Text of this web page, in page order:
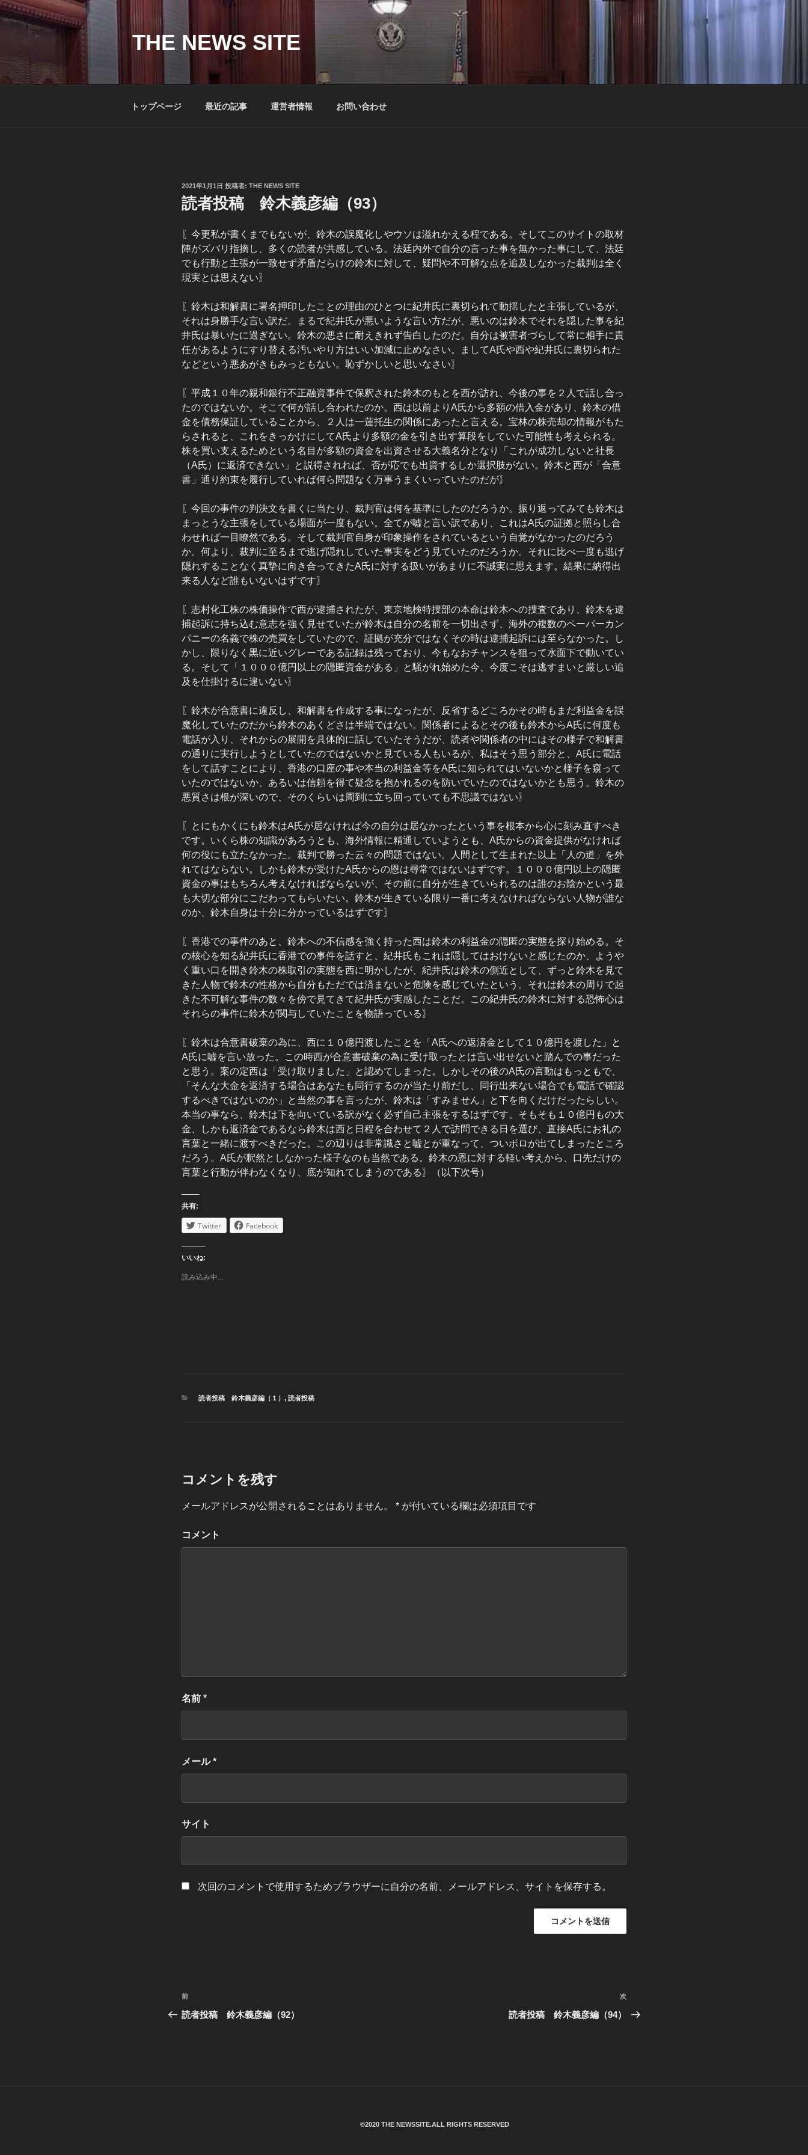
コ
ン
ツ
へ
THE NEWS SITE
トップページ 最近の記事 運営者情報 お問い合わせ
投
稿
日:
2021年1月1日 投稿者: THE NEWS SITE
読者投稿 鈴木義彦編（93）
〖今更私が書くまでもないが、鈴木の誤魔化しやウソは溢れかえる程である。そしてこのサイトの取材
陣がズバリ指摘し、多くの読者が共感している。法廷内外で自分の言った事を無かった事にして、法廷
でも行動と主張が一致せず矛盾だらけの鈴木に対して、疑問や不可解な点を追及しなかった裁判は全く
現実とは思えない〗
〖鈴木は和解書に署名押印したことの理由のひとつに紀井氏に裏切られて動揺したと主張しているが、
それは身勝手な言い訳だ。まるで紀井氏が悪いような言い方だが、悪いのは鈴木でそれを隠した事を紀
井氏は暴いたに過ぎない。鈴木の悪さに耐えきれず告白したのだ。自分は被害者づらして常に相手に責
任があるようにすり替える汚いやり方はいい加減に止めなさい。ましてA氏や西や紀井氏に裏切られた
などという悪あがきもみっともない。恥ずかしいと思いなさい〗
〖平成１０年の親和銀行不正融資事件で保釈された鈴木のもとを西が訪れ、今後の事を２人で話し合っ
たのではないか。そこで何が話し合われたのか。西は以前よりA氏から多額の借入金があり、鈴木の借
金を債務保証していることから、２人は一蓮托生の関係にあったと言える。宝林の株売却の情報がもた
らされると、これをきっかけにしてA氏より多額の金を引き出す算段をしていた可能性も考えられる。
株を買い支えるためという名目が多額の資金を出資させる大義名分となり「これが成功しないと社長
（A氏）に返済できない」と説得されれば、否が応でも出資するしか選択肢がない。鈴木と西が「合意
書」通り約束を履行していれば何ら問題なく万事うまくいっていたのだが〗
〖今回の事件の判決文を書くに当たり、裁判官は何を基準にしたのだろうか。振り返ってみても鈴木は
まっとうな主張をしている場面が一度もない。全てが嘘と言い訳であり、これはA氏の証拠と照らし合
わせれば一目瞭然である。そして裁判官自身が印象操作をされているという自覚がなかったのだろう
か。何より、裁判に至るまで逃げ隠れしていた事実をどう見ていたのだろうか。それに比べ一度も逃げ
隠れすることなく真摯に向き合ってきたA氏に対する扱いがあまりに不誠実に思えます。結果に納得出
来る人など誰もいないはずです〗
〖志村化工株の株価操作で西が逮捕されたが、東京地検特捜部の本命は鈴木への捜査であり、鈴木を逮
捕起訴に持ち込む意志を強く見せていたが鈴木は自分の名前を一切出さず、海外の複数のペーパーカン
パニーの名義で株の売買をしていたので、証拠が充分ではなくその時は逮捕起訴には至らなかった。し
かし、限りなく黒に近いグレーである記録は残っており、今もなおチャンスを狙って水面下で動いてい
る。そして「１０００億円以上の隠匿資金がある」と騒がれ始めた今、今度こそは逃すまいと厳しい追
及を仕掛けるに違いない〗
〖鈴木が合意書に違反し、和解書を作成する事になったが、反省するどころかその時もまだ利益金を誤
魔化していたのだから鈴木のあくどさは半端ではない。関係者によるとその後も鈴木からA氏に何度も
電話が入り、それからの展開を具体的に話していたそうだが、読者や関係者の中にはその様子で和解書
の通りに実行しようとしていたのではないかと見ている人もいるが、私はそう思う部分と、A氏に電話
をして話すことにより、香港の口座の事や本当の利益金等をA氏に知られてはいないかと様子を窺って
いたのではないか、あるいは信頼を得て疑念を抱かれるのを防いでいたのではないかとも思う。鈴木の
悪質さは根が深いので、そのくらいは周到に立ち回っていても不思議ではない〗
〖とにもかくにも鈴木はA氏が居なければ今の自分は居なかったという事を根本から心に刻み直すべき
です。いくら株の知識があろうとも、海外情報に精通していようとも、A氏からの資金提供がなければ
何の役にも立たなかった。裁判で勝った云々の問題ではない。人間として生まれた以上「人の道」を外
れてはならない。しかも鈴木が受けたA氏からの恩は尋常ではないはずです。１０００億円以上の隠匿
資金の事はもちろん考えなければならないが、その前に自分が生きていられるのは誰のお陰かという最
も大切な部分にこだわってもらいたい。鈴木が生きている限り一番に考えなければならない人物が誰な
のか、鈴木自身は十分に分かっているはずです〗
〖香港での事件のあと、鈴木への不信感を強く持った西は鈴木の利益金の隠匿の実態を探り始める。そ
の核心を知る紀井氏に香港での事件を話すと、紀井氏もこれは隠してはおけないと感じたのか、ようや
く重い口を開き鈴木の株取引の実態を西に明かしたが、紀井氏は鈴木の側近として、ずっと鈴木を見て
きた人物で鈴木の性格から自分もただでは済まないと危険を感じていたという。それは鈴木の周りで起
きた不可解な事件の数々を傍で見てきて紀井氏が実感したことだ。この紀井氏の鈴木に対する恐怖心は
それらの事件に鈴木が関与していたことを物語っている〗
〖鈴木は合意書破棄の為に、西に１０億円渡したことを「A氏への返済金として１０億円を渡した」と
A氏に嘘を言い放った。この時西が合意書破棄の為に受け取ったとは言い出せないと踏んでの事だった
と思う。案の定西は「受け取りました」と認めてしまった。しかしその後のA氏の言動はもっともで、
「そんな大金を返済する場合はあなたも同行するのが当たり前だし、同行出来ない場合でも電話で確認
するべきではないのか」と当然の事を言ったが、鈴木は「すみません」と下を向くだけだったらしい。
本当の事なら、鈴木は下を向いている訳がなく必ず自己主張をするはずです。そもそも１０億円もの大
金、しかも返済金であるなら鈴木は西と日程を合わせて２人で訪問できる日を選び、直接A氏にお礼の
言葉と一緒に渡すべきだった。この辺りは非常識さと嘘とが重なって、ついボロが出てしまったところ
だろう。A氏が釈然としなかった様子なのも当然である。鈴木の恩に対する軽い考えから、口先だけの
言葉と行動が伴わなくなり、底が知れてしまうのである〗（以下次号）
共有:
Twitter Facebook
いいね:
読み込み中...
カ
読者投稿 鈴木義彦編（１） , 読者投稿
コメントを残す
メールアドレスが公開されることはありません。 * が付いている欄は必須項目です
コメント
名前 *
メール*
サイト
次回のコメントで使用するためブラウザーに自分の名前、メールアドレス、サイトを保存する。
投
稿
過
去
前
読者投稿 鈴木義彦編（92）
次
の
次
読者投稿 鈴木義彦編（94）
©︎2020 THE NEWSSITE.ALL RIGHTS RESERVED